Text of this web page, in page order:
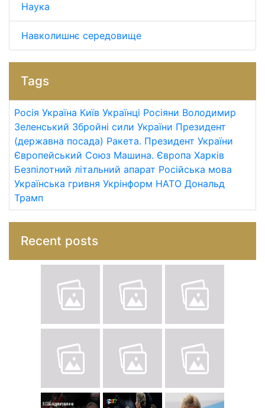
Наука
Навколишнє середовище
Tags
Росія Україна Київ Українці Росіяни Володимир
Зеленський Збройні сили України Президент
(державна посада) Ракета. Президент України
Європейський Союз Машина. Європа Харків
Безпілотний літальний апарат Російська мова
Українська гривня Укрінформ НАТО Дональд
Трамп
Recent posts